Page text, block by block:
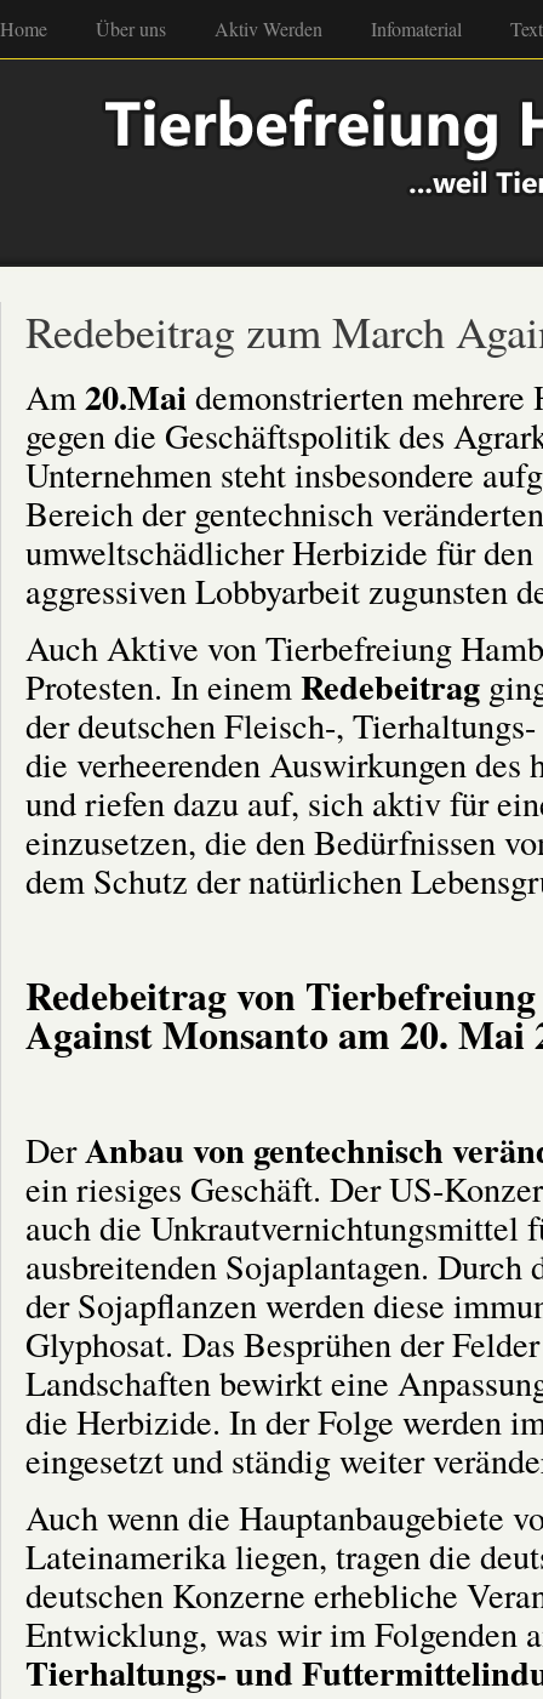
Home Über uns Aktiv Werden Infomaterial
Redebeitrag zum March
Am20.Maidemonstrierten
gegen die Geschäftspolitik des
Unternehmen steht insbesondere
Bereich der gentechnisch
umweltschädlicher Herbizide für
aggressiven Lobbyarbeit zugunsten
Auch Aktive von Tierbefreiung
Protesten. In einemRedebeitrag
der deutschen Fleisch-,
die verheerenden Auswirkungen des
und riefen dazu auf, sich aktiv für
einzusetzen, die den Bedürfnissen
dem Schutz der natürlichen
Redebeitrag von
Against Monsanto am 20. Mai
DerAnbau von gentechnisch
ein riesiges Geschäft. Der US-
auch die Unkrautvernichtungsmittel
ausbreitenden Sojaplantagen. Durch
der Sojapflanzen werden diese
Glyphosat. Das Besprühen der
Landschaften bewirkt eine
die Herbizide. In der Folge werden
eingesetzt und ständig weiter
Auch wenn die Hauptanbaugebiete
Lateinamerika liegen, tragen die
deutschen Konzerne erhebliche
Entwicklung, was wir im Folgenden
Tierhaltungs- und